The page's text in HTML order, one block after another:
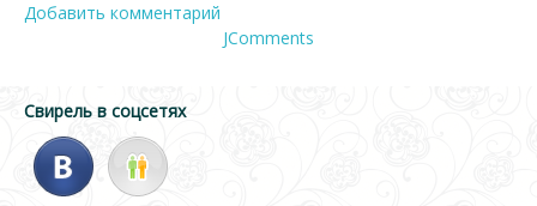
Добавить комментарий
JComments
Свирель в соцсетях